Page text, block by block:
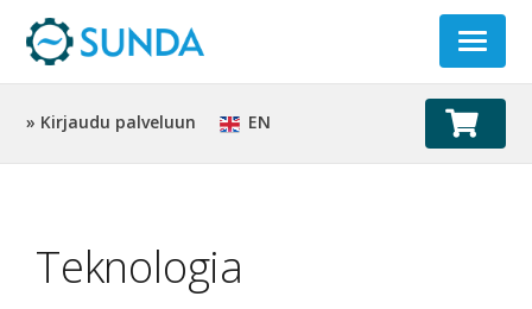
Toggle
» Kirjaudu palveluun EN
Teknologia